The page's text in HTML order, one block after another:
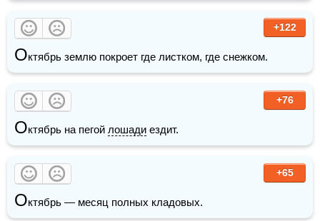
+122
Октябрь землю покроет где листком, где снежком.
+76
Октябрь на пегой лошади ездит.
+65
Октябрь — месяц полных кладовых.